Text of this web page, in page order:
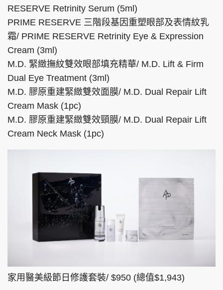
RESERVE Retrinity Serum (5ml)
PRIME RESERVE 三階段基因重塑眼部及表情紋乳
霜/ PRIME RESERVE Retrinity Eye & Expression
Cream (3ml)
M.D. 緊緻撫紋雙效眼部填充精華/ M.D. Lift & Firm
Dual Eye Treatment (3ml)
M.D. 膠原重建緊緻雙效面膜/ M.D. Dual Repair Lift
Cream Mask (1pc)
M.D. 膠原重建緊緻雙效頸膜/ M.D. Dual Repair Lift
Cream Neck Mask (1pc)
家用醫美級節日修護套裝/ $950 (總值$1,943)